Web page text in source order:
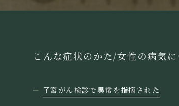
こんな症状のかた/女性の病気
子宮がん検診で異常を指摘された